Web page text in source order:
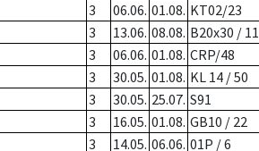
3 06.06. 01.08. KT02/23
3 13.06. 08.08. B20x30 / 11
3 06.06. 01.08. CRP/48
3 30.05. 01.08. KL 14 / 50
3 30.05. 25.07. S91
3 16.05. 01.08. GB10 / 22
3 14.05. 06.06. 01P / 6